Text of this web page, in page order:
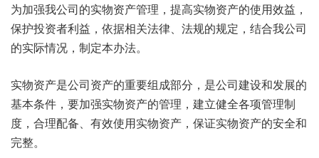
为加强我公司的实物资产管理，提高实物资产的使用效益，
保护投资者利益，依据相关法律、法规的规定，结合我公司
的实际情况，制定本办法。
实物资产是公司资产的重要组成部分，是公司建设和发展的
基本条件，要加强实物资产的管理，建立健全各项管理制
度，合理配备、有效使用实物资产，保证实物资产的安全和
完整。